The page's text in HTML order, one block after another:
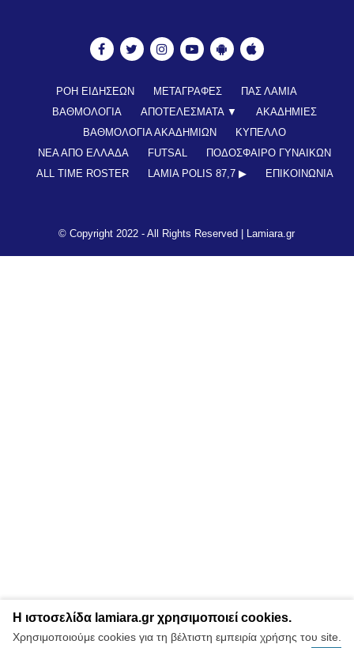
ΡΟΗ ΕΙΔΗΣΕΩΝ ΜΕΤΑΓΡΑΦΕΣ
ΠΑΣ ΛΑΜΙΑ
ΒΑΘΜΟΛΟΓΙΑ
ΑΠΟΤΕΛΕΣΜΑΤΑ ▼
ΑΚΑΔΗΜΙΕΣ
ΒΑΘΜΟΛΟΓΙΑ ΑΚΑΔΗΜΙΩΝ
ΚΥΠΕΛΛΟ
ΝΕΑ ΑΠΟ ΕΛΛΑΔΑ
FUTSAL
ΠΟΔΟΣΦΑΙΡΟ ΓΥΝΑΙΚΩΝ
ALL TIME ROSTER
LAMIA POLIS 87,7 ▶︎ ΕΠΙΚΟΙΝΩΝΊΑ
© Copyright 2022 - All Rights Reserved | Lamiara.gr
Η ιστοσελίδα lamiara.gr χρησιμοποιεί cookies.
Χρησιμοποιούμε cookies για τη βέλτιστη εμπειρία χρήσης του site.